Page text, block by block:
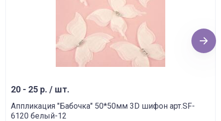
20 - 25 р. / шт.
Аппликация "Бабочка" 50*50мм 3D шифон арт.SF-
6120 белый-12
Next